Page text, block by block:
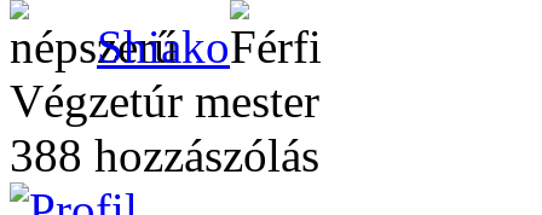
Shiako
Végzetúr mester
388 hozzászólás